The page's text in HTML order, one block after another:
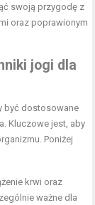
swoją przygodę z
oraz poprawionym
jogi dla
być dostosowane
Kluczowe jest, aby
Poniżej
krwi oraz
ważne dla